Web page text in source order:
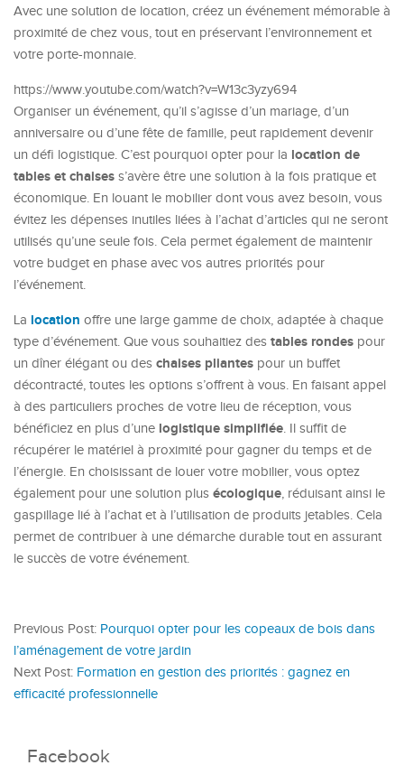
Avec une solution de location, créez un événement mémorable à
proximité de chez vous, tout en préservant l’environnement et
votre porte-monnaie.
https://www.youtube.com/watch?v=W13c3yzy694
Organiser un événement, qu’il s’agisse d’un mariage, d’un
anniversaire ou d’une fête de famille, peut rapidement devenir
un défi logistique. C’est pourquoi opter pour la location de
tables et chaises s’avère être une solution à la fois pratique et
économique. En louant le mobilier dont vous avez besoin, vous
évitez les dépenses inutiles liées à l’achat d’articles qui ne seront
utilisés qu’une seule fois. Cela permet également de maintenir
votre budget en phase avec vos autres priorités pour
l’événement.
La location offre une large gamme de choix, adaptée à chaque
type d’événement. Que vous souhaitiez des tables rondes pour
un dîner élégant ou des chaises pliantes pour un buffet
décontracté, toutes les options s’offrent à vous. En faisant appel
à des particuliers proches de votre lieu de réception, vous
bénéficiez en plus d’une logistique simplifiée. Il suffit de
récupérer le matériel à proximité pour gagner du temps et de
l’énergie. En choisissant de louer votre mobilier, vous optez
également pour une solution plus écologique, réduisant ainsi le
gaspillage lié à l’achat et à l’utilisation de produits jetables. Cela
permet de contribuer à une démarche durable tout en assurant
le succès de votre événement.
Previous Post: Pourquoi opter pour les copeaux de bois dans
l’aménagement de votre jardin
Next Post: Formation en gestion des priorités : gagnez en
efficacité professionnelle
Facebook